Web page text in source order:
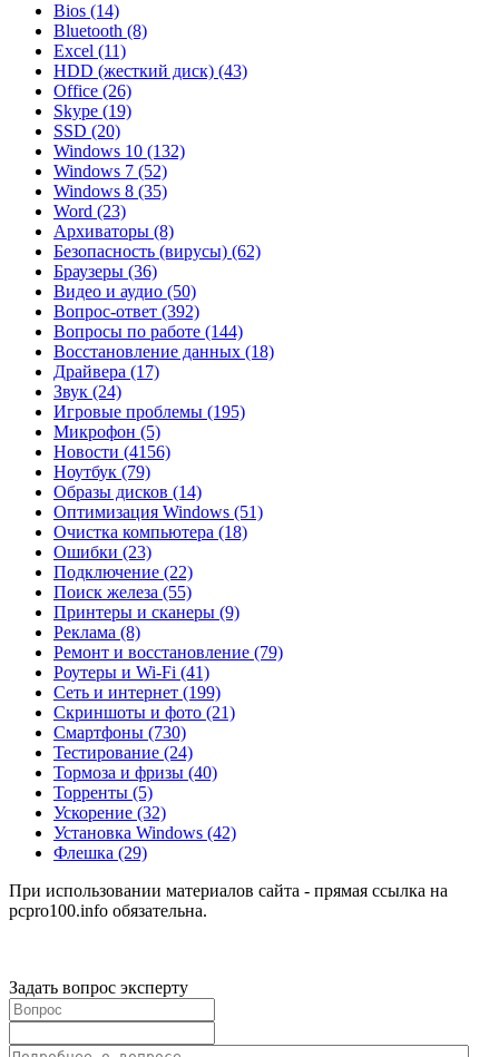
Bios (14)
Bluetooth (8)
Excel (11)
HDD (жесткий диск) (43)
Office (26)
Skype (19)
SSD (20)
Windows 10 (132)
Windows 7 (52)
Windows 8 (35)
Word (23)
Архиваторы (8)
Безопасность (вирусы) (62)
Браузеры (36)
Видео и аудио (50)
Вопрос-ответ (392)
Вопросы по работе (144)
Восстановление данных (18)
Драйвера (17)
Звук (24)
Игровые проблемы (195)
Микрофон (5)
Новости (4156)
Ноутбук (79)
Образы дисков (14)
Оптимизация Windows (51)
Очистка компьютера (18)
Ошибки (23)
Подключение (22)
Поиск железа (55)
Принтеры и сканеры (9)
Реклама (8)
Ремонт и восстановление (79)
Роутеры и Wi-Fi (41)
Сеть и интернет (199)
Скриншоты и фото (21)
Смартфоны (730)
Тестирование (24)
Тормоза и фризы (40)
Торренты (5)
Ускорение (32)
Установка Windows (42)
Флешка (29)
При использовании материалов сайта - прямая ссылка на
pcpro100.info обязательна.
Задать вопрос эксперту